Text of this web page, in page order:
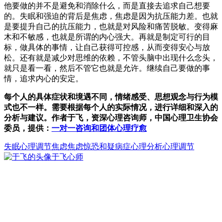
他要做的并不是避免和消除什么，而是直接去追求自己想要
的。失眠和强迫的背后是焦虑，焦虑是因为抗压能力差。也就
是要提升自己的抗压能力，也就是对风险和痛苦脱敏。变得麻
木和不敏感，也就是所谓的内心强大。再就是制定可行的目
标，做具体的事情，让自己获得可控感，从而变得安心与放
松。还有就是减少对思维的依赖，不管头脑中出现什么念头，
就只是看一看，然后不管它也就是允许。继续自己要做的事
情，追求内心的安定。
每个人的具体症状和境遇不同，情绪感受、思想观念与行为模
式也不一样。需要根据每个人的实际情况，进行详细和深入的
分析与建议。作者于飞，资深心理咨询师，中国心理卫生协会
委员，提供： 一对一咨询和团体心理疗愈
失眠心理调节焦虑焦虑惊恐和疑病症心理分析心理调节
于飞心师